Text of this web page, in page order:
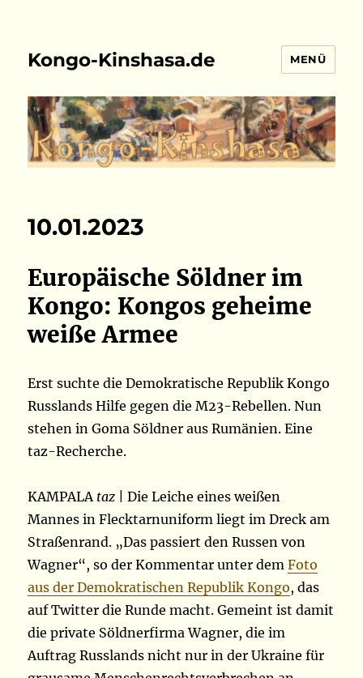
Kongo-Kinshasa.de MENÜ
10.01.2023
Europäische Söldner im
Kongo: Kongos geheime
weiße Armee
Erst suchte die Demokratische Republik Kongo
Russlands Hilfe gegen die M23-Rebellen. Nun
stehen in Goma Söldner aus Rumänien. Eine
taz-Recherche.
KAMPALA taz | Die Leiche eines weißen
Mannes in Flecktarnuniform liegt im Dreck am
Straßenrand. „Das passiert den Russen von
Wagner“, so der Kommentar unter demFoto
aus der Demokratischen Republik Kongo, das
auf Twitter die Runde macht. Gemeint ist damit
die private Söldnerfirma Wagner, die im
Auftrag Russlands nicht nur in der Ukraine für